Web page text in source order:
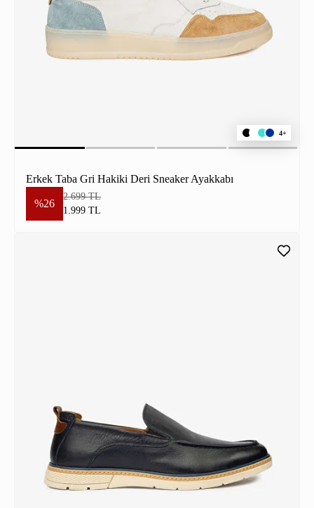
4+
Erkek Taba Gri Hakiki Deri Sneaker Ayakkabı
%26
2.699 TL
1.999 TL